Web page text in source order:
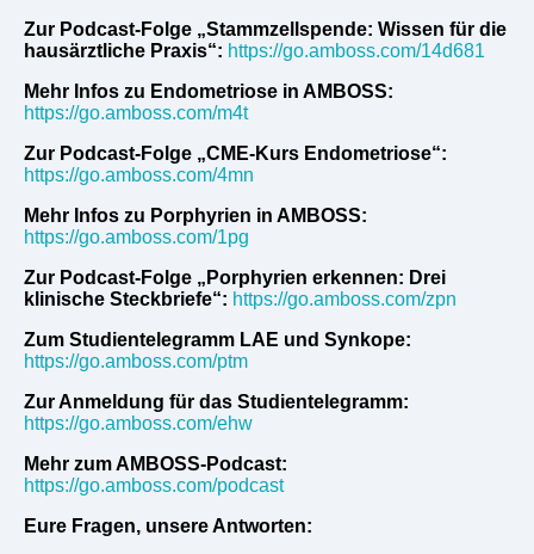
Zur Podcast-Folge „Stammzellspende: Wissen für die
hausärztliche Praxis“: https://go.amboss.com/14d681
Mehr Infos zu Endometriose in AMBOSS:
https://go.amboss.com/m4t
Zur Podcast-Folge „CME-Kurs Endometriose“:
https://go.amboss.com/4mn
Mehr Infos zu Porphyrien in AMBOSS:
https://go.amboss.com/1pg
Zur Podcast-Folge „Porphyrien erkennen: Drei
klinische Steckbriefe“: https://go.amboss.com/zpn
Zum Studientelegramm LAE und Synkope:
https://go.amboss.com/ptm
Zur Anmeldung für das Studientelegramm:
https://go.amboss.com/ehw
Mehr zum AMBOSS-Podcast:
https://go.amboss.com/podcast
Eure Fragen, unsere Antworten: